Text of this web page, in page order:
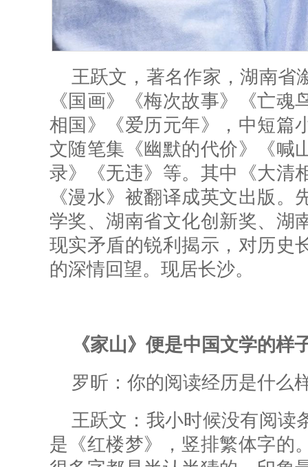
王跃文，著名作家，湖南省
《国画》《梅次故事》《亡
相国》《爱历元年》，中短篇
文随笔集《幽默的代价》《喊
录》《无违》等。其中《大清
《漫水》被翻译成英文出版
学奖、湖南省文化创新奖、湖
现实矛盾的锐利揭示，对历史
的深情回望。现居长沙。
《家山》便是中国文学的样
罗昕： 你的阅读经历是什么
王跃文：我小时候没有阅读
是《红楼梦》，竖排繁体字的